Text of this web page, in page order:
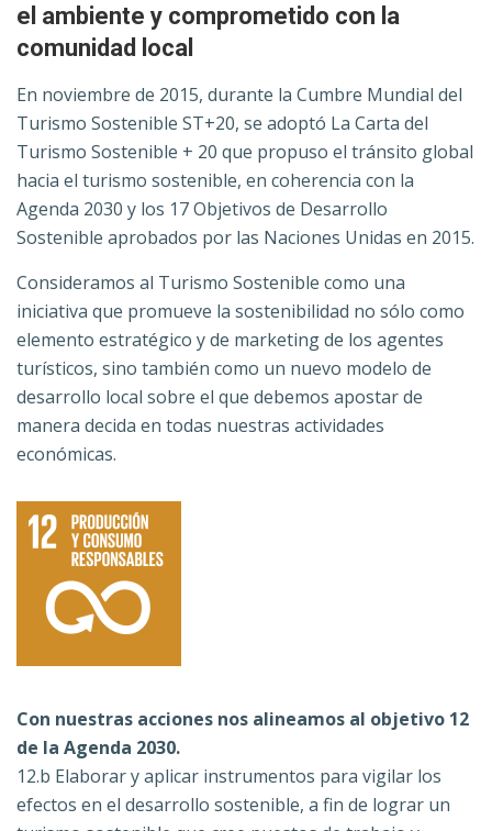
el ambiente y comprometido con la
comunidad local
En noviembre de 2015, durante la Cumbre Mundial del
Turismo Sostenible ST+20, se adoptó La Carta del
Turismo Sostenible + 20 que propuso el tránsito global
hacia el turismo sostenible, en coherencia con la
Agenda 2030 y los 17 Objetivos de Desarrollo
Sostenible aprobados por las Naciones Unidas en 2015.
Consideramos al Turismo Sostenible como una
iniciativa que promueve la sostenibilidad no sólo como
elemento estratégico y de marketing de los agentes
turísticos, sino también como un nuevo modelo de
desarrollo local sobre el que debemos apostar de
manera decida en todas nuestras actividades
económicas.
Con nuestras acciones nos alineamos al objetivo 12
de la Agenda 2030.
12.b Elaborar y aplicar instrumentos para vigilar los
efectos en el desarrollo sostenible, a fin de lograr un